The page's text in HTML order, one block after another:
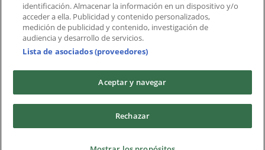
Descargar la APP Tiendeo
Copyright © Tiendeo ® 2026 · Shopfully Marketing S.L.U. –
Términos y condicionesPolítica de privacidad
identificación. Almacenar la información en un dispositivo y/o
acceder a ella. Publicidad y contenido personalizados,
medición de publicidad y contenido, investigación de
audiencia y desarrollo de servicios.
Lista de asociados (proveedores)
Aceptar y navegar
Rechazar